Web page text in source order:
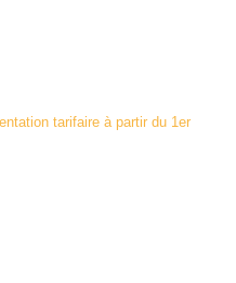
tarifaire à partir du 1er